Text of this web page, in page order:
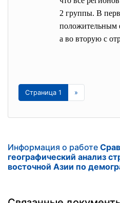
2 группы. В
положительным
а во вторую с
Страница 1 »
Информация о работе
географический анализ
восточной Азии по